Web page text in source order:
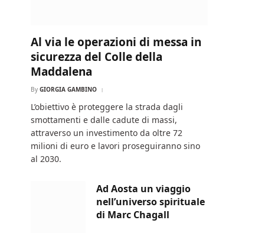
Al via le operazioni di messa in
sicurezza del Colle della
Maddalena
By GIORGIA GAMBINO
L’obiettivo è proteggere la strada dagli
smottamenti e dalle cadute di massi,
attraverso un investimento da oltre 72
milioni di euro e lavori proseguiranno sino
al 2030.
Ad Aosta un viaggio
nell’universo spirituale
di Marc Chagall